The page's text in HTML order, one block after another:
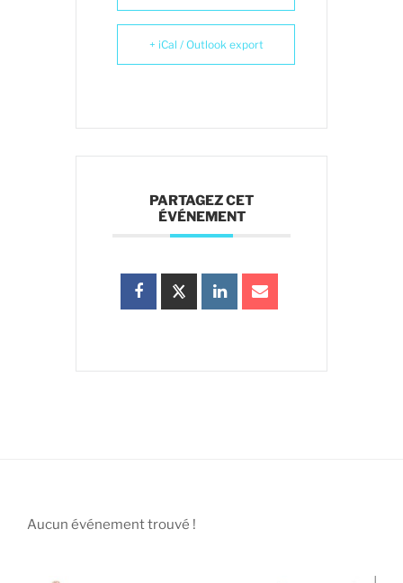
+ iCal / Outlook export
PARTAGEZ CET
ÉVÉNEMENT
Aucun événement trouvé !